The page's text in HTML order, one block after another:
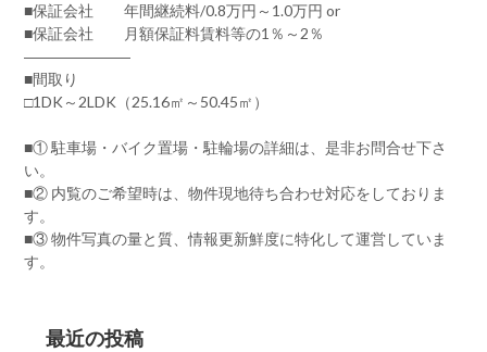
■保証会社 年間継続料/0.8万円～1.0万円 or
■保証会社 月額保証料賃料等の1％～2％
―――――――
■間取り
□1DK～2LDK（25.16㎡～50.45㎡）
■① 駐車場・バイク置場・駐輪場の詳細は、是非お問合せ下さ
い。
■② 内覧のご希望時は、物件現地待ち合わせ対応をしておりま
す。
■③ 物件写真の量と質、情報更新鮮度に特化して運営していま
す。
最近の投稿